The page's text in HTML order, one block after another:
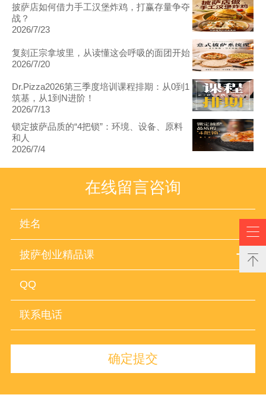


披萨店如何借力手工汉堡炸鸡，打赢存量争夺
战？
2026/7/23
复刻正宗拿坡里，从读懂这会呼吸的面团开始
2026/7/20
Dr.Pizza2026第三季度培训课程排期：从0到1
筑基，从1到N进阶！
2026/7/13
锁定披萨品质的“4把锁”：环境、设备、原料
和人
2026/7/4
在线留言咨询